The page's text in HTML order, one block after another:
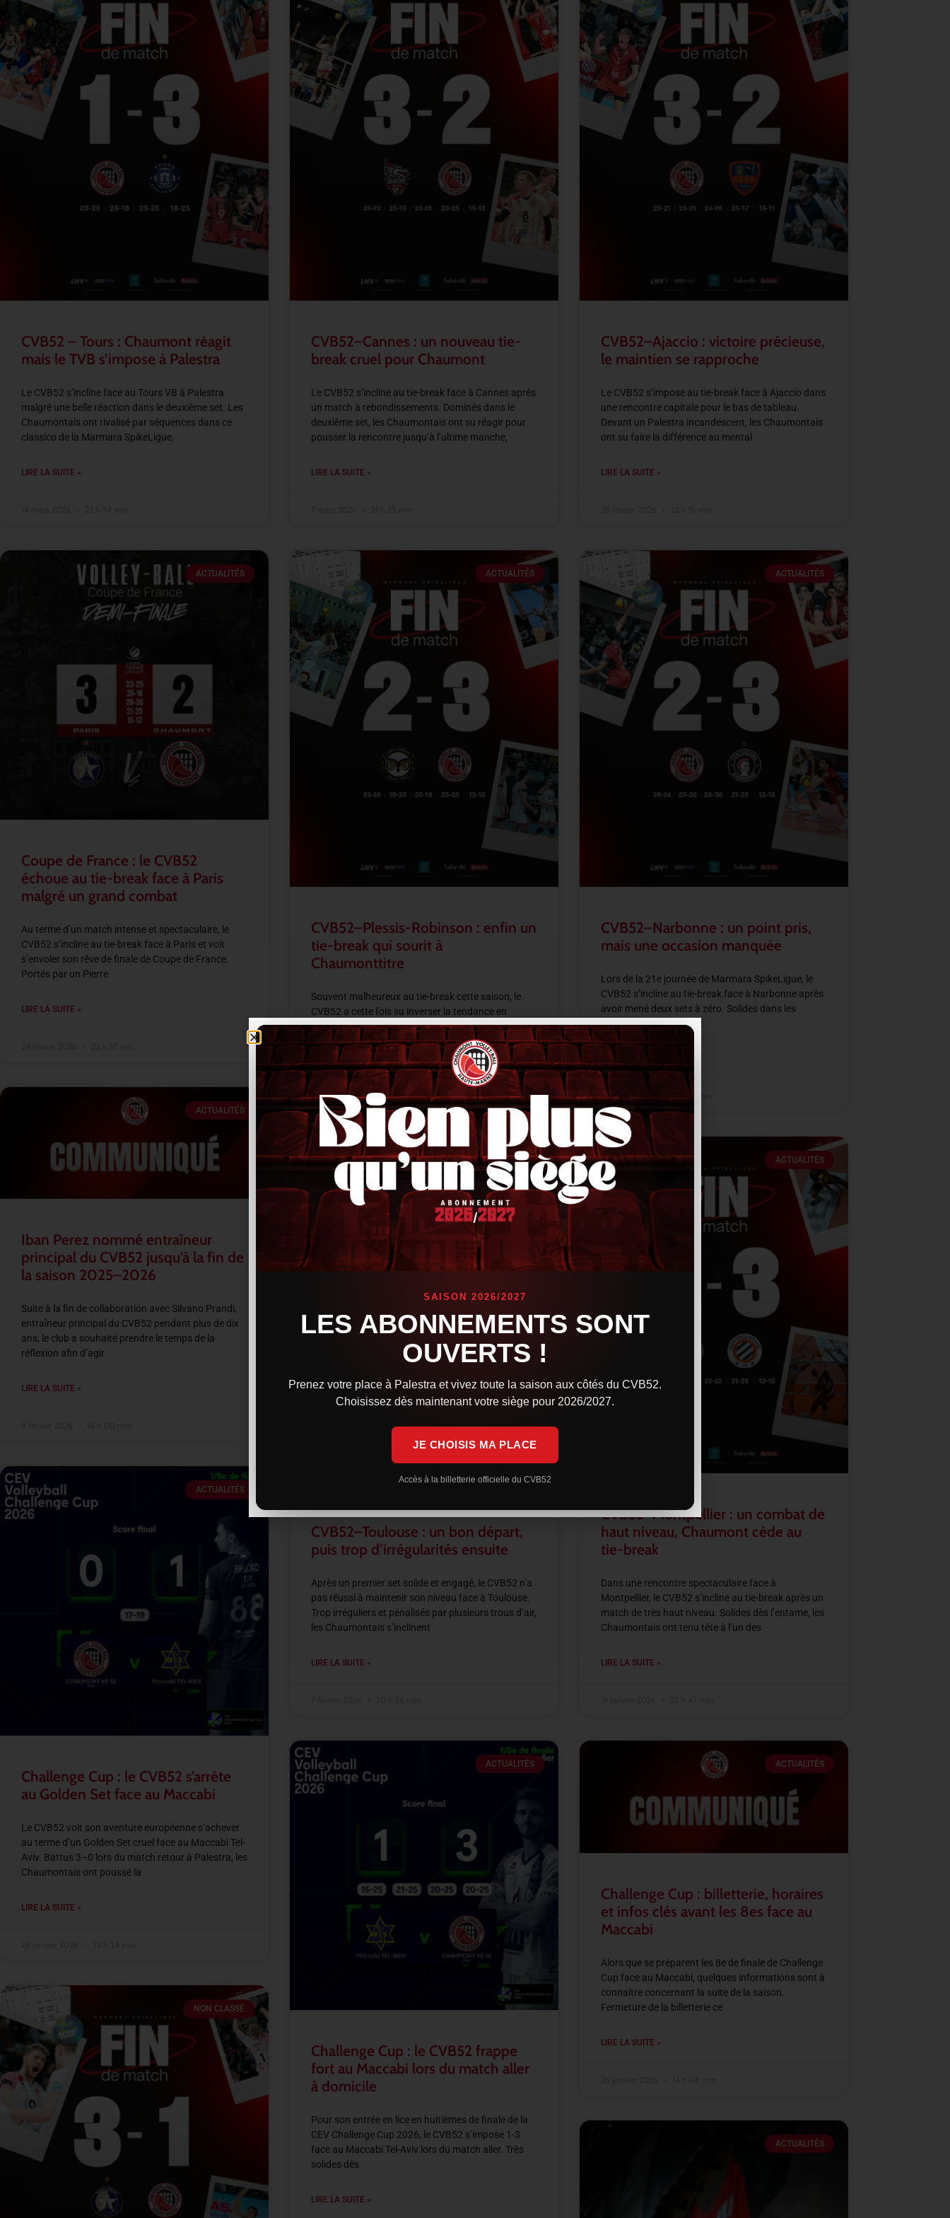
CVB52 – Tours : Chaumont réagit
mais le TVB s’impose à Palestra
Le CVB52 s’incline face au Tours VB à Palestra
malgré une belle réaction dans le deuxième set. Les
Chaumontais ont rivalisé par séquences dans ce
classico de la Marmara SpikeLigue,
LIRE LA SUITE »
CVB52–Cannes : un nouveau tie-
break cruel pour Chaumont
Le CVB52 s’incline au tie-break face à Cannes après
un match à rebondissements. Dominés dans le
deuxième set, les Chaumontais ont su réagir pour
pousser la rencontre jusqu’à l’ultime manche,
LIRE LA SUITE »
CVB52–Ajaccio : victoire précieuse,
le maintien se rapproche
Le CVB52 s’impose au tie-break face à Ajaccio dans
une rencontre capitale pour le bas de tableau.
Devant un Palestra incandescent, les Chaumontais
ont su faire la différence au mental
LIRE LA SUITE »
ACTUALITÉS
Coupe de France : le CVB52
échoue au tie-break face à Paris
malgré un grand combat
Au terme d’un match intense et spectaculaire, le
CVB52 s’incline au tie-break face à Paris et voit
s’envoler son rêve de finale de Coupe de France.
Portés par un Pierre
LIRE LA SUITE »
ACTUALITÉS
CVB52–Plessis-Robinson : enfin un
tie-break qui sourit à
Chaumonttitre
Souvent malheureux au tie-break cette saison, le
CVB52 a cette fois su inverser la tendance en
s’imposant 2-3 sur le terrain du Plessis-Robinson.
Après deux sets maîtrisés puis deux trous
LIRE LA SUITE »
21 février 2026 21 h 33 min
ACTUALITÉS
CVB52–Narbonne : un point pris,
mais une occasion manquée
Lors de la 21e journée de Marmara SpikeLigue, le
CVB52 s’incline au tie-break face à Narbonne après
avoir mené deux sets à zéro. Solides dans les
moments clés des deux
LIRE LA SUITE »
14 février 2026 21 h 36 min
ACTUALITÉS
Iban Perez nommé entraîneur
principal du CVB52 jusqu’à la fin de
la saison 2025–2026
Suite à la fin de collaboration avec Silvano Prandi,
entraîneur principal du CVB52 pendant plus de dix
ans, le club a souhaité prendre le temps de la
réflexion afin d’agir
LIRE LA SUITE »
ACTUALITÉS
CVB52–Toulouse : un bon départ,
puis trop d’irrégularités ensuite
Après un premier set solide et engagé, le CVB52 n’a
pas réussi à maintenir son niveau face à Toulouse.
Trop irréguliers et pénalisés par plusieurs trous d’air,
les Chaumontais s’inclinent
LIRE LA SUITE »
ACTUALITÉS
CVB52–Montpellier : un combat de
haut niveau, Chaumont cède au
tie-break
Dans une rencontre spectaculaire face à
Montpellier, le CVB52 s’incline au tie-break après un
match de très haut niveau. Solides dès l’entame, les
Chaumontais ont tenu tête à l’un des
LIRE LA SUITE »
ACTUALITÉS
Challenge Cup : le CVB52 s’arrête
au Golden Set face au Maccabi
Le CVB52 voit son aventure européenne s’achever
au terme d’un Golden Set cruel face au Maccabi Tel-
Aviv. Battus 3–0 lors du match retour à Palestra, les
Chaumontais ont poussé la
LIRE LA SUITE »
ACTUALITÉS
Challenge Cup : le CVB52 frappe
fort au Maccabi lors du match aller
à domicile
Pour son entrée en lice en huitièmes de finale de la
CEV Challenge Cup 2026, le CVB52 s’impose 1-3
face au Maccabi Tel-Aviv lors du match aller. Très
solides dès
LIRE LA SUITE »
ACTUALITÉS
Challenge Cup : billetterie, horaires
et infos clés avant les 8es face au
Maccabi
Alors que se préparent les 8e de finale de Challenge
Cup face au Maccabi, quelques informations sont à
connaître concernant la suite de la saison.
Fermeture de la billetterie ce
LIRE LA SUITE »
NON CLASSÉ
ACTUALITÉS
SAISON 2026/2027
LES ABONNEMENTS SONT
OUVERTS !
Prenez votre place à Palestra et vivez toute la saison aux côtés du CVB52.
Choisissez dès maintenant votre siège pour 2026/2027.
JE CHOISIS MA PLACE
Accès à la billetterie officielle du CVB52